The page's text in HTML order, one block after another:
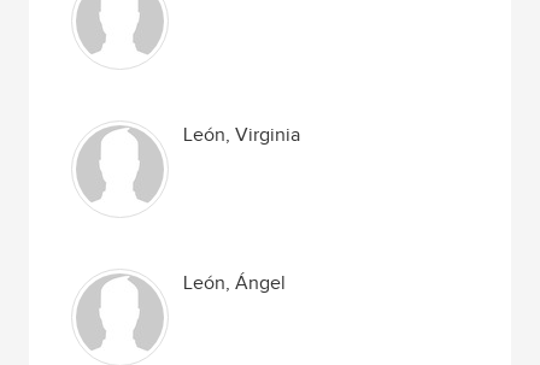
León, Virginia
León, Ángel